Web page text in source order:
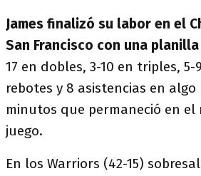
James finalizó su labor en el
San Francisco con una
17 en dobles, 3-10 en triples, 5-
rebotes y 8 asistencias en algo
minutos que permaneció en
juego.
En los Warriors (42-15)